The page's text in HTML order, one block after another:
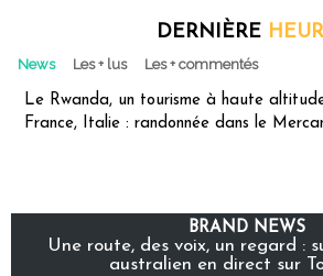
DERNIÈRE
News Les + lus Les + commentés
Le Rwanda, un tourisme à haute
France, Italie : randonnée dans le
BRAND NEWS
Une route, des voix, un regard :
australien en direct sur